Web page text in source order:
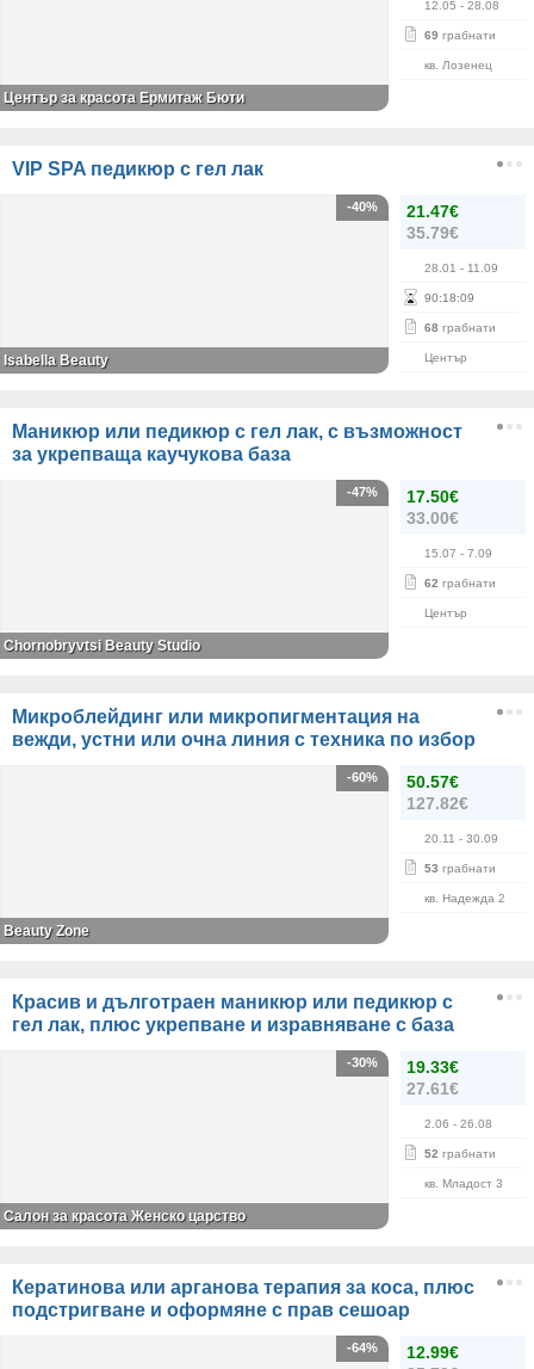
12.05 - 28.08
69 грабнати
кв. Лозенец
Център за красота Ермитаж Бюти
VIP SPA педикюр с гел лак
21.47€
35.79€
28.01 - 11.09
90:18:08
68 грабнати
Център
-40%
Isabella Beauty
Маникюр или педикюр с гел лак, с възможност
за укрепваща каучукова база
17.50€
33.00€
15.07 - 7.09
62 грабнати
Център
-47%
Chornobryvtsi Beauty Studio
Микроблейдинг или микропигментация на
вежди, устни или очна линия с техника по избор
50.57€
127.82€
20.11 - 30.09
53 грабнати
кв. Надежда 2
-60%
Beauty Zone
Красив и дълготраен маникюр или педикюр с
гел лак, плюс укрепване и изравняване с база
19.33€
27.61€
2.06 - 26.08
52 грабнати
кв. Младост 3
-30%
Салон за красота Женско царство
Кератинова или арганова терапия за коса, плюс
подстригване и оформяне с прав сешоар
12.99€
-64%